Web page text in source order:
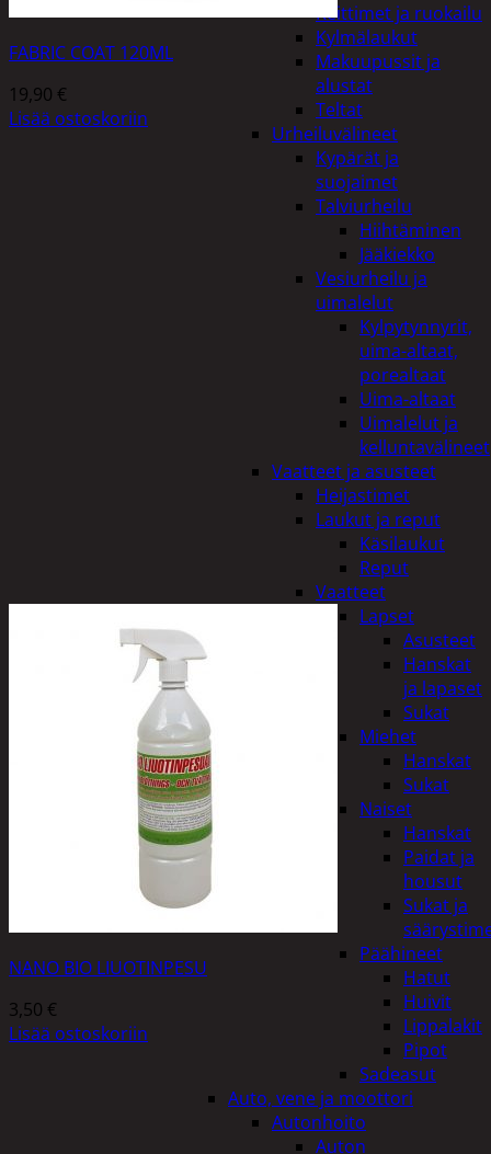
Keittimet ja ruokailu
Kylmälaukut
Makuupussit ja
alustat
Teltat
Urheiluvälineet
Kypärät ja
suojaimet
Talviurheilu
Hiihtäminen
Jääkiekko
Vesiurheilu ja
uimalelut
Kylpytynnyrit,
uima-altaat,
porealtaat
Uima-altaat
Uimalelut ja
kelluntavälineet
Vaatteet ja asusteet
Heijastimet
Laukut ja reput
Käsilaukut
Reput
Vaatteet
Lapset
Asusteet
Hanskat
ja lapaset
Sukat
Miehet
Hanskat
Sukat
Naiset
Hanskat
Paidat ja
housut
Sukat ja
Päähineet
Hatut
Huivit
Lippalakit
Pipot
Sadeasut
Auto, vene ja moottori
Autonhoito
Auton
FABRIC COAT 120ML
19,90 €
Lisää ostoskoriin
NANO BIO LIUOTINPESU
3,50 €
Lisää ostoskoriin